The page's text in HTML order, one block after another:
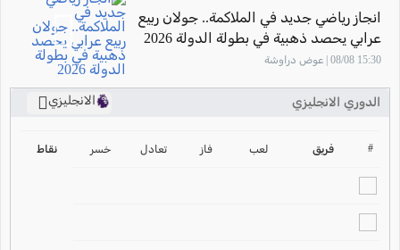
انجاز رياضي جديد في الملاكمة.. جولان ربيع
عرابي يحصد ذهبية في بطولة الدولة 2026
15:30 08/08 | عوض دراوشة
الدوري الانجليزي
الانجليزي
2024-2025 # فريق لعب فاز تعادل خسر نقاط